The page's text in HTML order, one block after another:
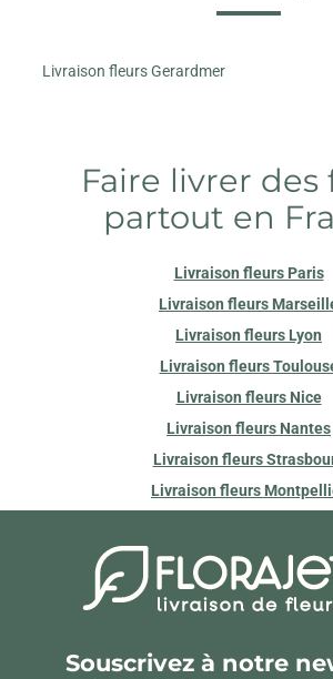
Livraison fleurs Gerardmer
Faire livrer des
partout en
Livraison fleurs Paris
Livraison fleurs
Livraison fleurs Lyon
Livraison fleurs
Livraison fleurs Nice
Livraison fleurs Nantes
Livraison fleurs
Livraison fleurs
Souscrivez à notre